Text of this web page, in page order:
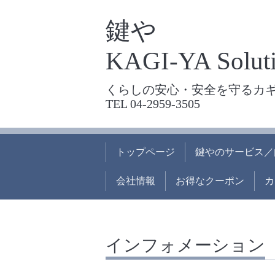
鍵や
KAGI-YA
くらしの安心・安全を守るカ
TEL 04-2959-3505
トップページ 鍵やのサービス
会社情報 お得なクーポン
インフォメーション